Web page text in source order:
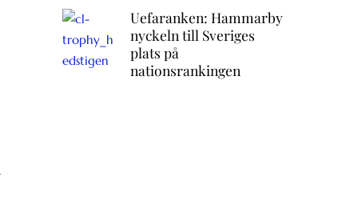
Uefaranken: Hammarby
nyckeln till Sveriges
plats på
nationsrankingen